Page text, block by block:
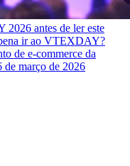
antes de ler este
ir ao VTEXDAY?
de e-commerce da
de março de 2026